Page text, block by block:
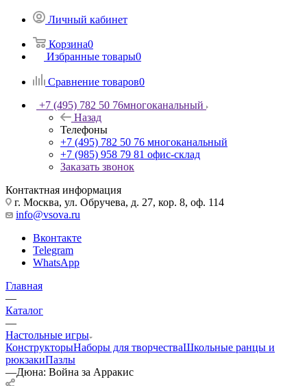
Личный кабинет
Корзина0
Избранные товары0
Сравнение товаров0
+7 (495) 782 50 76многоканальный
Назад
Телефоны
+7 (495) 782 50 76 многоканальный
+7 (985) 958 79 81 офис-склад
Заказать звонок
Контактная информация
г. Москва, ул. Обручева, д. 27, кор. 8, оф. 114
info@vsova.ru
Вконтакте
Telegram
WhatsApp
Главная
—
Каталог
—
Настольные игры
КонструкторыНаборы для творчестваШкольные ранцы и
рюкзакиПазлы
—Дюна: Война за Арракис